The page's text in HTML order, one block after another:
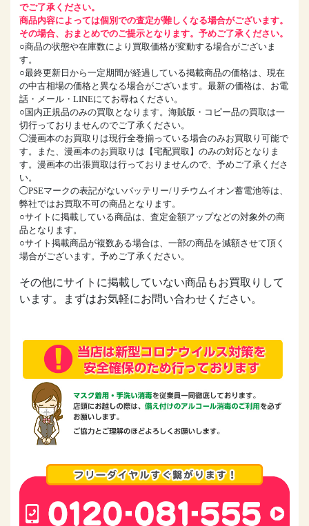
でご了承ください。
商品内容によっては個別での査定が難しくなる場合がございます。
その場合、おまとめでのご提示となります。予めご了承ください。
○商品の状態や在庫数により買取価格が変動する場合がございま
す。
○最終更新日から一定期間が経過している掲載商品の価格は、現在
の中古相場の価格と異なる場合がございます。最新の価格は、お電
話・メール・LINEにてお尋ねください。
○国内正規品のみの買取となります。海賊版・コピー品の買取は一
切行っておりませんのでご了承ください。
◯漫画本のお買取りは現行全巻揃っている場合のみお買取り可能で
す。また、漫画本のお買取りは【宅配買取】のみの対応となりま
す。漫画本の出張買取は行っておりませんので、予めご了承くださ
い。
◯PSEマークの表記がないバッテリー/リチウムイオン蓄電池等は、
弊社ではお買取不可の商品となります。
○サイトに掲載している商品は、査定金額アップなどの対象外の商
品となります。
○サイト掲載商品が複数ある場合は、一部の商品を減額させて頂く
場合がございます。予めご了承ください。
その他にサイトに掲載していない商品もお買取りして
います。まずはお気軽にお問い合わせください。